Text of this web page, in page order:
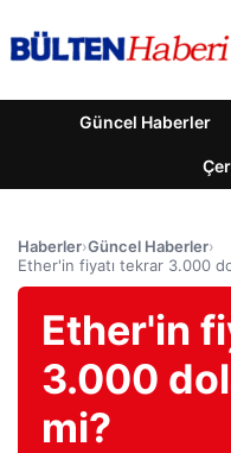
Güncel Haberler
Haberler›Güncel Haberler›
Ether'in fiyatı tekrar 3.000
Ether'in
3.000
mi?